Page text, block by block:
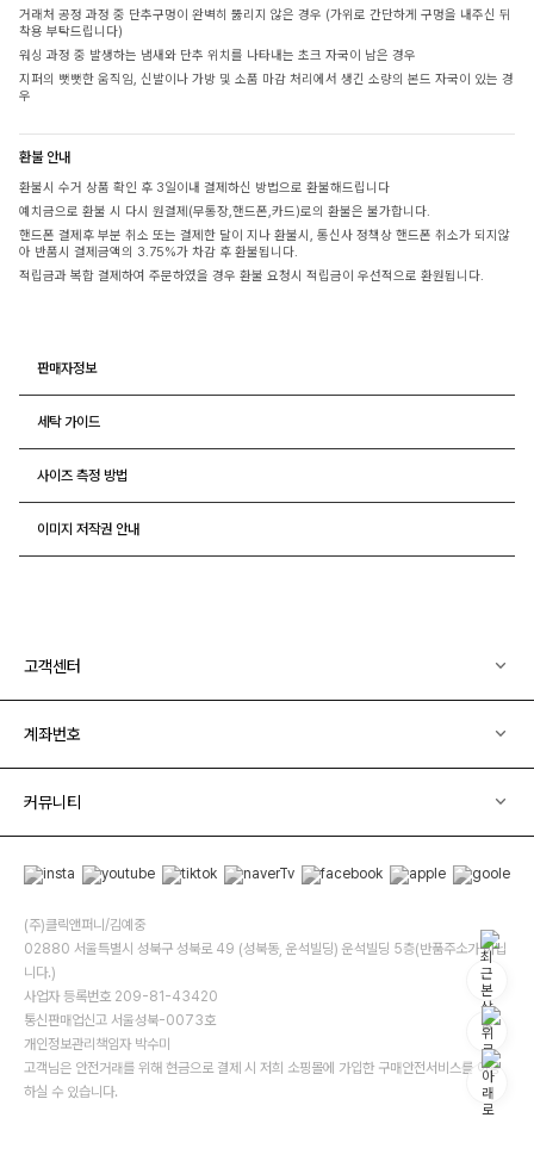
거래처 공정 과정 중 단추구멍이 완벽히 뚫리지 않은 경우 (가위로 간단하게 구멍을 내주신 뒤
착용 부탁드립니다)
워싱 과정 중 발생하는 냄새와 단추 위치를 나타내는 초크 자국이 남은 경우
지퍼의 뻣뻣한 움직임, 신발이나 가방 및 소품 마감 처리에서 생긴 소량의 본드 자국이 있는 경
우
환불 안내
환불시 수거 상품 확인 후 3일이내 결제하신 방법으로 환불해드립니다
예치금으로 환불 시 다시 원결제(무통장,핸드폰,카드)로의 환불은 불가합니다.
핸드폰 결제후 부분 취소 또는 결제한 달이 지나 환불시, 통신사 정책상 핸드폰 취소가 되지않
아 반품시 결제금액의 3.75%가 차감 후 환불됩니다.
적립금과 복합 결제하여 주문하였을 경우 환불 요청시 적립금이 우선적으로 환원됩니다.
판매자정보
세탁 가이드
사이즈 측정 방법
이미지 저작권 안내
고객센터
계좌번호
커뮤니티
(주)클릭앤퍼니/김예중
02880 서울특별시 성북구 성북로 49 (성북동, 운석빌딩) 운석빌딩 5층(반품주소가 아닙
니다.)
사업자 등록번호 209-81-43420
통신판매업신고 서울성북-0073호
개인정보관리책임자 박수미
고객님은 안전거래를 위해 현금으로 결제 시 저희 소핑몰에 가입한 구매안전서비스를 이용
하실 수 있습니다.